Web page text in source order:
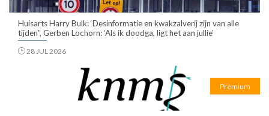
Huisarts Harry Bulk: ‘Desinformatie en kwakzalverij zijn van alle
tijden”, Gerben Lochorn: ‘Als ik doodga, ligt het aan jullie’
28 JUL 2026
Premium